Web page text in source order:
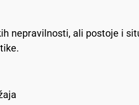
nepravilnosti, ali postoje i